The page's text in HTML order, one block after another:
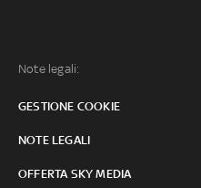
Note legali:
GESTIONE COOKIE
NOTE LEGALI
OFFERTA SKY MEDIA